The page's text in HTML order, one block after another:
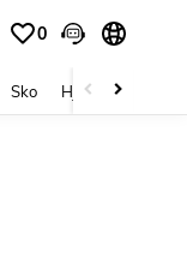
0
Sko Hjem Tekstiler